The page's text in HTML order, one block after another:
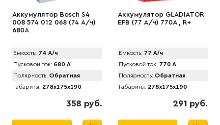
Аккумулятор Bosch S4
008 574 012 068 (74 А/ч)
680A
Емкость: 74 А/ч
Пусковой ток: 680 А
Полярность: Обратная
Габариты: 278x175x190
358 руб.
Аккумулятор GLADIATOR
EFB (77 А/ч) 770A , R+
Емкость: 77 А/ч
Пусковой ток: 770 А
Полярность: Обратная
Габариты: 278x175x190
291 руб.